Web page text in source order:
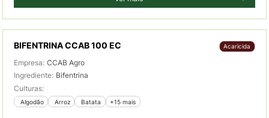
BIFENTRINA CCAB 100 EC Acaricida
Empresa: CCAB Agro
Ingrediente: Bifentrina
Culturas:
Algodão Arroz Batata +15 mais